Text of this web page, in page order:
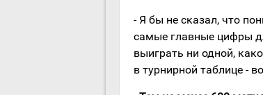
- Я бы не сказал, что
самые главные цифры
выиграть ни одной,
в турнирной таблице -